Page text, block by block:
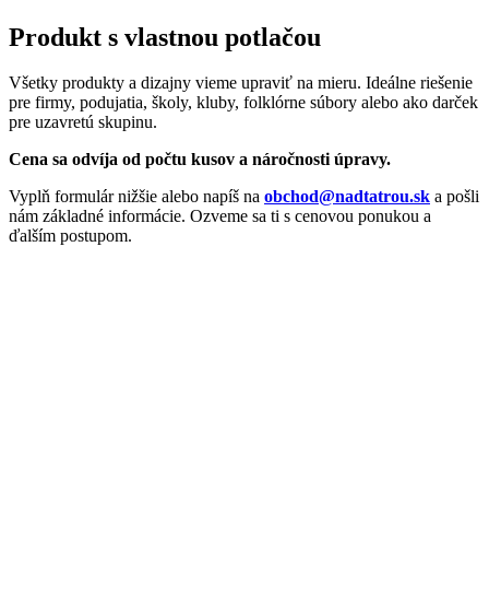
Produkt s vlastnou potlačou
Všetky produkty a dizajny vieme upraviť na mieru. Ideálne riešenie
pre firmy, podujatia, školy, kluby, folklórne súbory alebo ako darček
pre uzavretú skupinu.
Cena sa odvíja od počtu kusov a náročnosti úpravy.
Vyplň formulár nižšie alebo napíš na obchod@nadtatrou.sk a pošli
nám základné informácie. Ozveme sa ti s cenovou ponukou a
ďalším postupom.